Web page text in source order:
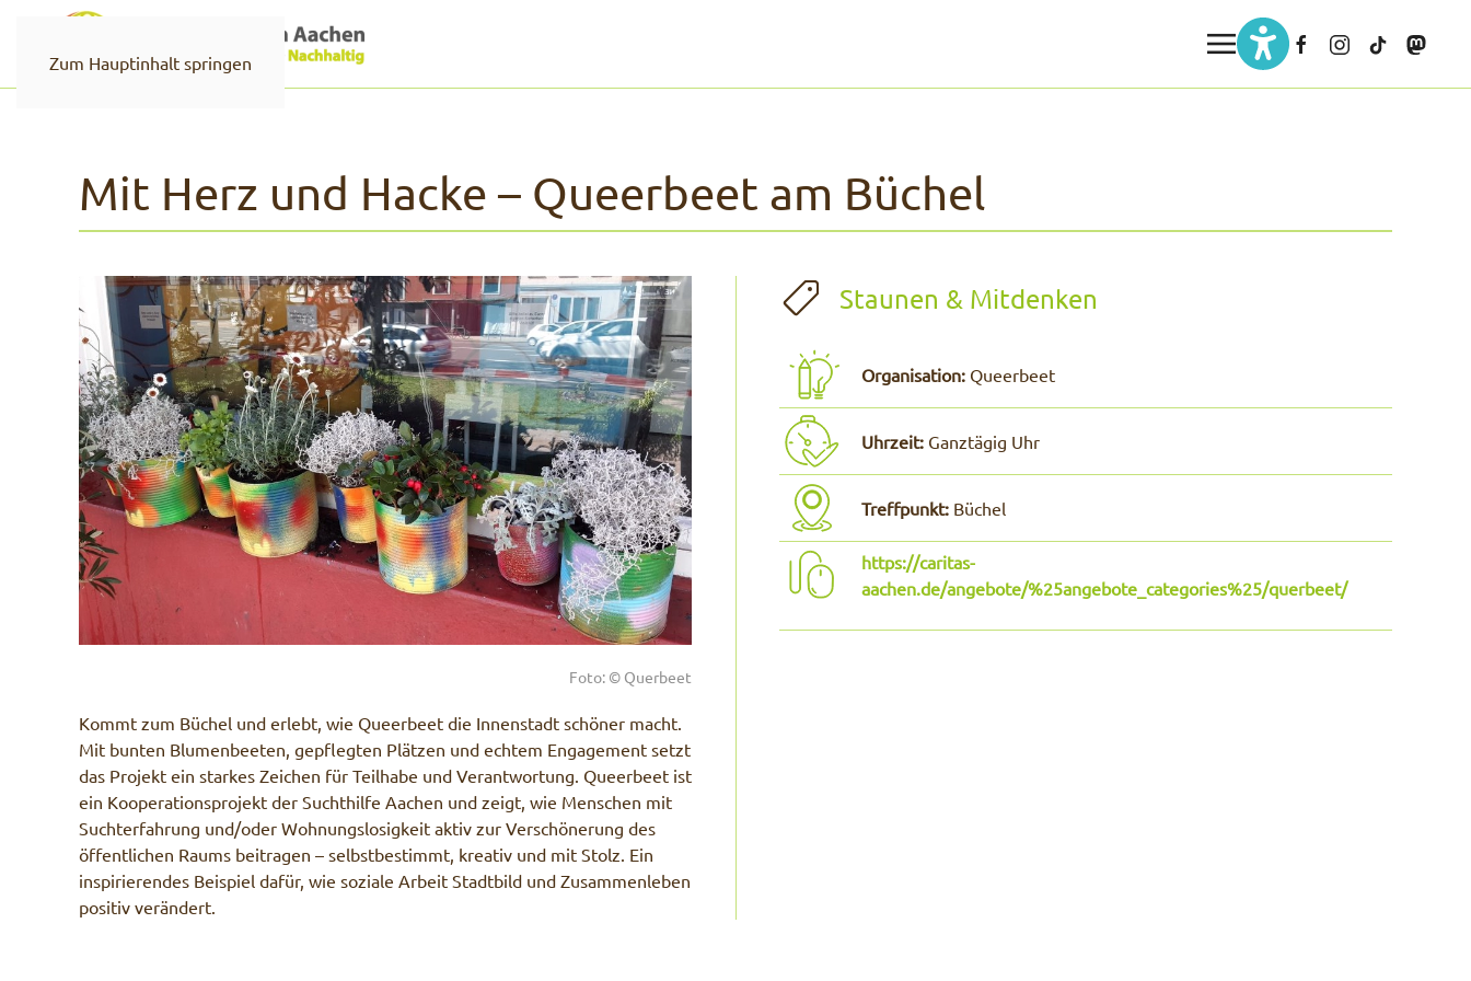
Zum Hauptinhalt springen
Mit Herz und Hacke – Queerbeet am Büchel
Foto: © Querbeet
Kommt zum Büchel und erlebt, wie Queerbeet die Innenstadt schöner macht.
Mit bunten Blumenbeeten, gepflegten Plätzen und echtem Engagement setzt
das Projekt ein starkes Zeichen für Teilhabe und Verantwortung. Queerbeet ist
ein Kooperationsprojekt der Suchthilfe Aachen und zeigt, wie Menschen mit
Suchterfahrung und/oder Wohnungslosigkeit aktiv zur Verschönerung des
öffentlichen Raums beitragen – selbstbestimmt, kreativ und mit Stolz. Ein
inspirierendes Beispiel dafür, wie soziale Arbeit Stadtbild und Zusammenleben
positiv verändert.
Staunen & Mitdenken
Organisation: Queerbeet
Uhrzeit: Ganztägig Uhr
Treffpunkt: Büchel
https://caritas-
aachen.de/angebote/%25angebote_categories%25/querbeet/